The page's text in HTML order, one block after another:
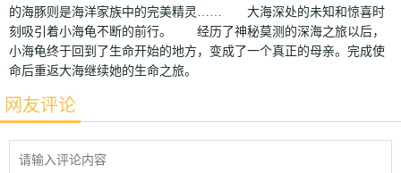
的海豚则是海洋家族中的完美精灵…… 大海深处的未知和惊喜时
刻吸引着小海龟不断的前行。 经历了神秘莫测的深海之旅以后，
小海龟终于回到了生命开始的地方，变成了一个真正的母亲。完成使
命后重返大海继续她的生命之旅。
网友评论